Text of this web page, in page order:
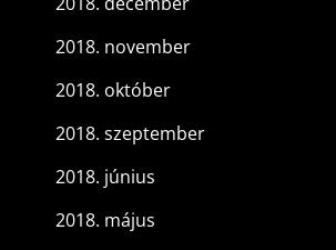
2018. november
2018. október
2018. szeptember
2018. június
2018. május